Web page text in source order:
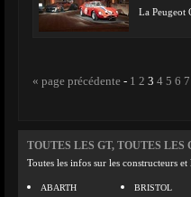
La Peugeot
« page précédente - 1 2 3 4 5 6 7
TOUTES LES GT, TOUTES LES
Toutes les infos sur les constructeurs et
ABARTH
BRISTOL